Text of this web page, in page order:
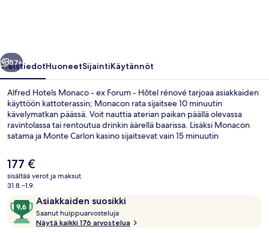
Hôtel
rénové
valokuvagalleria
Seuraava
57+
YleistiedotHuoneetSijaintiKäytännöt
Alfred Hotels Monaco - ex Forum - Hôtel rénové tarjoaa asiakkaiden
käyttöön kattoterassin; Monacon rata sijaitsee 10 minuutin
kävelymatkan päässä. Voit nauttia aterian paikan päällä olevassa
ravintolassa tai rentoutua drinkin äärellä baarissa. Lisäksi Monacon
satama ja Monte Carlon kasino sijaitsevat vain 15 minuutin
asioita, joista matkailijat pitävät.
Nykyinen
hinta
on
177 €
sisältää verot ja maksut
31.8.–1.9.
ArvostelutAsiakkaiden suosikki
9,6
kautta
10,
Saanut huippuarvosteluja
a
Näytä kaikki 176 arvostelua